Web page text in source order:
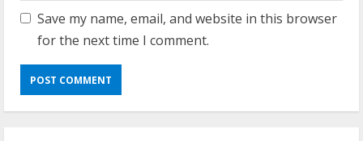
Save my name, email, and website in this browser
for the next time I comment.